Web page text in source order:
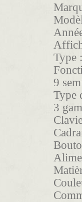
Type :
9
Type
3